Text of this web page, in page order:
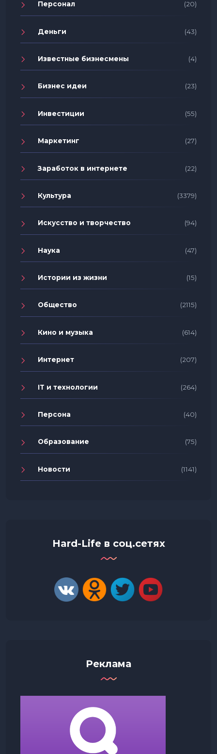
Персонал (20)
Деньги (43)
Известные бизнесмены (4)
Бизнес идеи (23)
Инвестиции (55)
Маркетинг (27)
Заработок в интернете (22)
Культура (3379)
Искусство и творчество (94)
Наука (47)
Истории из жизни (15)
Общество (2115)
Кино и музыка (614)
Интернет (207)
IT и технологии (264)
Персона (40)
Образование (75)
Новости (1141)
Hard-Life в соц.сетях
Реклама